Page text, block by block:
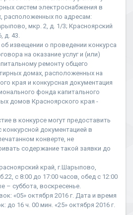
систем электроснабжения в
расположенных по адресам:
мкр. 2, д. 1/3; Красноярский
д. 43.
извещении о проведении конкурса
на оказание услуг и (или)
ремонту общего
домах, расположенных на
края и конкурсная документация
фонда капитального
домов Красноярского края -
в конкурсе могут предоставить
конкурсной документацией в
конверте, не
содержание такой заявки до
край, г.Шарыпово,
с 8:00 до 17:00 часов, обед с 12:00
– суббота, воскресенье.
«05» октября 2016 г. Дата и время
до 16 ч. 00 мин. «25» октября 2016 г.